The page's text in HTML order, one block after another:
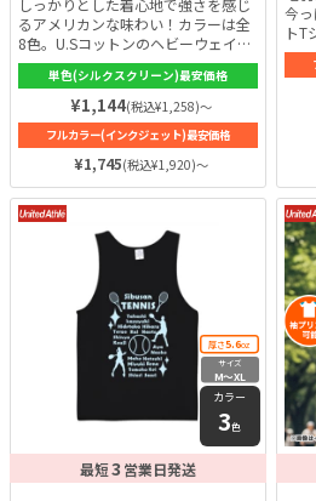
るアメリカンな味わい！カラーは全
8色。U.Sコットンのヘビーウェイト
な生地感。7.1ozのしっかりとした
厚みがあるのでガチッと決めたい時
にはオススメのTシャツです。箱型
でウエスト部分にくびれのない「ボ
ックスシルエット」を採用！独特の
ザラっとした手触りが心地よく、着
こめば着こむほど味のでるジーンズ
のようなTシャツです。
単色(シルクスクリーン)最安価格
¥1,144(税込¥1,258)～
フルカラー(インクジェット)最安価格
¥1,745(税込¥1,920)～
今
トT
厚さ5.6oz
サイズ
M〜XL
カラー
3色
最短3 営業日発送